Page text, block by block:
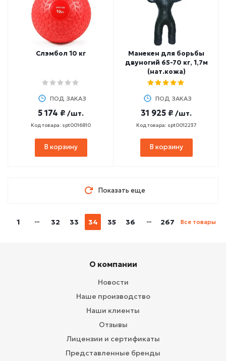
Слэмбол 10 кг
ПОД ЗАКАЗ
5 174 ₽ /шт.
Код товара: spt0016810
В корзину
Манекен для борьбы
двуногий 65-70 кг, 1,7м
(нат.кожа)
ПОД ЗАКАЗ
31 925 ₽ /шт.
Код товара: spt0012237
В корзину
Показать еще
1 32 33 34 35 36 267 Все товары
О компании
Новости
Наше производство
Наши клиенты
Отзывы
Лицензии и сертификаты
Представленные бренды